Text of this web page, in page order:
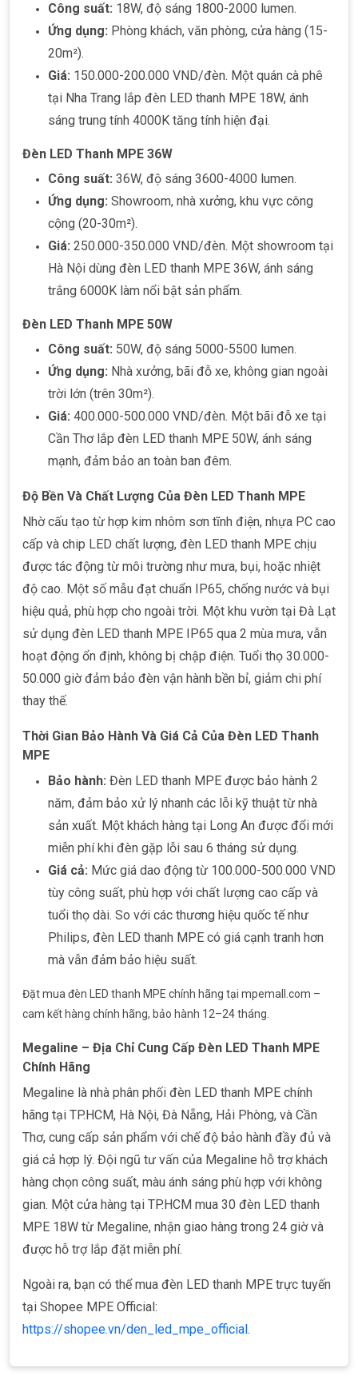
Công suất: 18W, độ sáng 1800-2000 lumen.
Ứng dụng: Phòng khách, văn phòng, cửa hàng (15-
20m²).
Giá: 150.000-200.000 VND/đèn. Một quán cà phê
tại Nha Trang lắp đèn LED thanh MPE 18W, ánh
sáng trung tính 4000K tăng tính hiện đại.
Đèn LED Thanh MPE 36W
Công suất: 36W, độ sáng 3600-4000 lumen.
Ứng dụng: Showroom, nhà xưởng, khu vực công
cộng (20-30m²).
Giá: 250.000-350.000 VND/đèn. Một showroom tại
Hà Nội dùng đèn LED thanh MPE 36W, ánh sáng
trắng 6000K làm nổi bật sản phẩm.
Đèn LED Thanh MPE 50W
Công suất: 50W, độ sáng 5000-5500 lumen.
Ứng dụng: Nhà xưởng, bãi đỗ xe, không gian ngoài
trời lớn (trên 30m²).
Giá: 400.000-500.000 VND/đèn. Một bãi đỗ xe tại
Cần Thơ lắp đèn LED thanh MPE 50W, ánh sáng
mạnh, đảm bảo an toàn ban đêm.
Độ Bền Và Chất Lượng Của Đèn LED Thanh MPE
Nhờ cấu tạo từ hợp kim nhôm sơn tĩnh điện, nhựa PC cao
cấp và chip LED chất lượng, đèn LED thanh MPE chịu
được tác động từ môi trường như mưa, bụi, hoặc nhiệt
độ cao. Một số mẫu đạt chuẩn IP65, chống nước và bụi
hiệu quả, phù hợp cho ngoài trời. Một khu vườn tại Đà Lạt
sử dụng đèn LED thanh MPE IP65 qua 2 mùa mưa, vẫn
hoạt động ổn định, không bị chập điện. Tuổi thọ 30.000-
50.000 giờ đảm bảo đèn vận hành bền bỉ, giảm chi phí
thay thế.
Thời Gian Bảo Hành Và Giá Cả Của Đèn LED Thanh
MPE
Bảo hành: Đèn LED thanh MPE được bảo hành 2
năm, đảm bảo xử lý nhanh các lỗi kỹ thuật từ nhà
sản xuất. Một khách hàng tại Long An được đổi mới
miễn phí khi đèn gặp lỗi sau 6 tháng sử dụng.
Giá cả: Mức giá dao động từ 100.000-500.000 VND
tùy công suất, phù hợp với chất lượng cao cấp và
tuổi thọ dài. So với các thương hiệu quốc tế như
Philips, đèn LED thanh MPE có giá cạnh tranh hơn
mà vẫn đảm bảo hiệu suất.
Đặt mua đèn LED thanh MPE chính hãng tại mpemall.com –
cam kết hàng chính hãng, bảo hành 12–24 tháng.
Megaline – Địa Chỉ Cung Cấp Đèn LED Thanh MPE
Chính Hãng
Megaline là nhà phân phối đèn LED thanh MPE chính
hãng tại TP.HCM, Hà Nội, Đà Nẵng, Hải Phòng, và Cần
Thơ, cung cấp sản phẩm với chế độ bảo hành đầy đủ và
giá cả hợp lý. Đội ngũ tư vấn của Megaline hỗ trợ khách
hàng chọn công suất, màu ánh sáng phù hợp với không
gian. Một cửa hàng tại TP.HCM mua 30 đèn LED thanh
MPE 18W từ Megaline, nhận giao hàng trong 24 giờ và
được hỗ trợ lắp đặt miễn phí.
Ngoài ra, bạn có thể mua đèn LED thanh MPE trực tuyến
tại Shopee MPE Official:
https://shopee.vn/den_led_mpe_official.